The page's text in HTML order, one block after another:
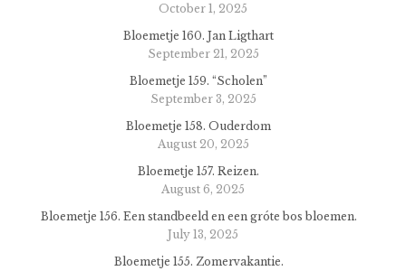
October 1, 2025
Bloemetje 160. Jan Ligthart
September 21, 2025
Bloemetje 159. “Scholen”
September 3, 2025
Bloemetje 158. Ouderdom
August 20, 2025
Bloemetje 157. Reizen.
August 6, 2025
Bloemetje 156. Een standbeeld en een gróte bos bloemen.
July 13, 2025
Bloemetje 155. Zomervakantie.